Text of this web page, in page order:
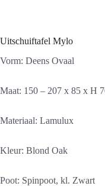
Uitschuiftafel Mylo
Vorm: Deens Ovaal
Maat: 150 – 207 x 85 x H
Materiaal: Lamulux
Kleur: Blond Oak
Poot: Spinpoot, kl. Zwart